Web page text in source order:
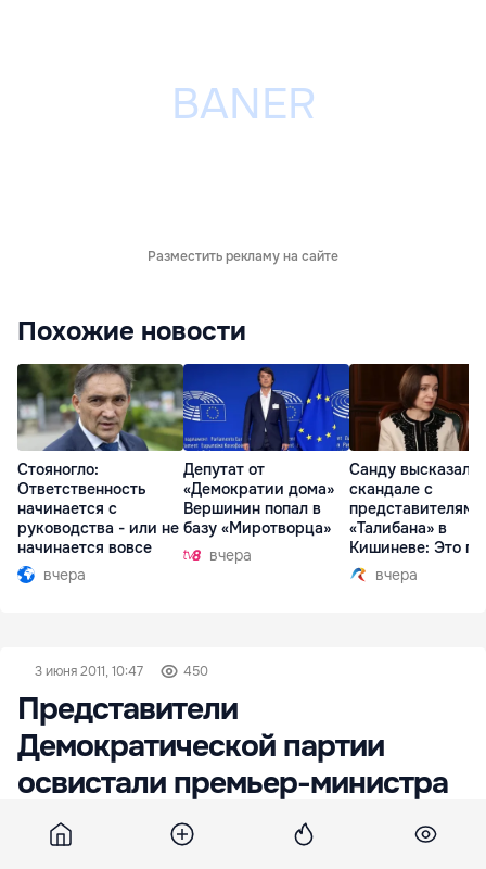
Разместить рекламу на сайте
Похожие новости
Стояногло:
Ответственность
начинается с
руководства - или не
начинается вовсе
вчера
Депутат от
«Демократии дома»
Вершинин попал в
базу «Миротворца»
вчера
Санду
скандале с
представителями
«Талибана» в
Кишиневе: Это
вчера
3 июня 2011, 10:47 450
Представители
Демократической партии
освистали премьер-министра
и лидера либерал-демократов
Владимира Филата во время